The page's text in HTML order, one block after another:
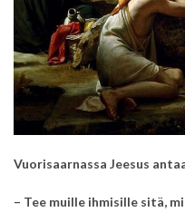
Vuorisaarnassa Jeesus
– Tee muille ihmisille sitä,